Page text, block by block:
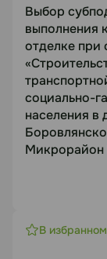
Статус
В работе
населения в
Микрорайон
Предмет
Выбор
выполнения
отделке при
Срок подачи
Документация
Выбор
выполнения
отделке при
социально-
населения
В избранном